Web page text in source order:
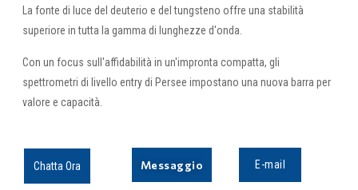
La fonte di luce del deuterio e del tungsteno offre una stabilità
superiore in tutta la gamma di lunghezze d'onda.
Con un focus sull'affidabilità in un'impronta compatta, gli
spettrometri di livello entry di Persee impostano una nuova barra per
valore e capacità.
Chatta Ora Messaggio E-mail